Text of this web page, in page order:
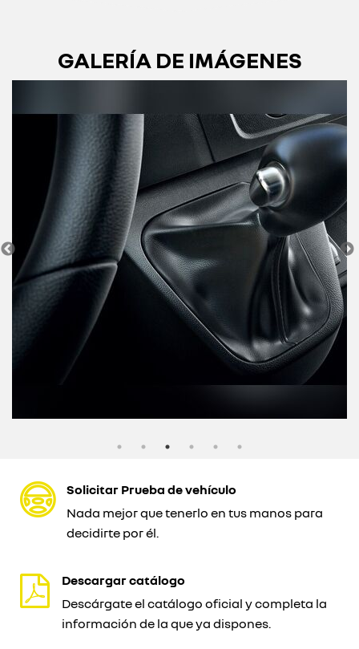
GALERÍA DE IMÁGENES
Solicitar Prueba de vehículo
Nada mejor que tenerlo en tus manos para
decidirte por él.
Descargar catálogo
Descárgate el catálogo oficial y completa la
información de la que ya dispones.